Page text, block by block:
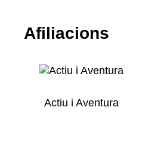
Afiliacions
Actiu i Aventura